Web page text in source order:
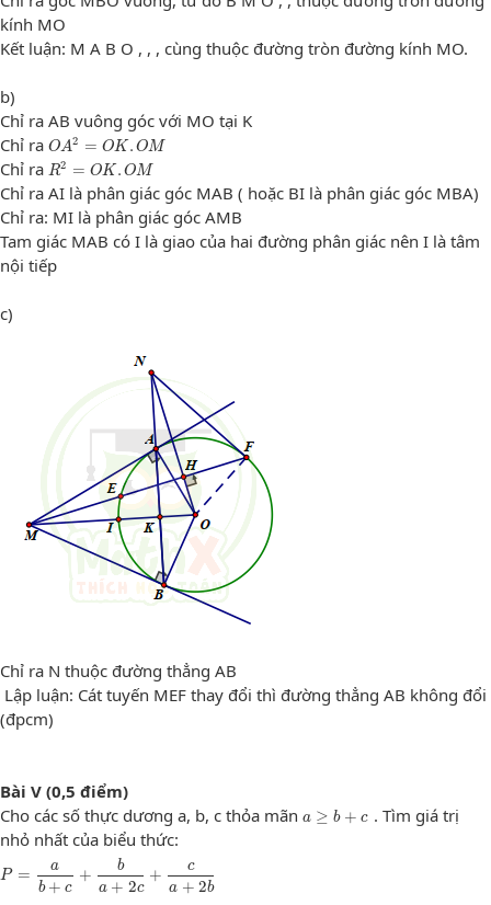
kính MO
Kết luận: M A B O , , , cùng thuộc đường tròn đường kính MO.
b)
Chỉ ra AB vuông góc với MO tại K
Chỉ ra OA2 = OK. OM
OA2 =OK.OM
Chỉ ra R2 = OK. OM
R2= KOM
Chỉ ra AI là phân giác góc MAB ( hoặc BI là phân giác góc MBA)
Chỉ ra: MI là phân giác góc AMB
Tam giác MAB có I là giao của hai đường phân giác nên I là tâm
nội tiếp
c)
Chỉ ra N thuộc đường thẳng AB
Lập luận: Cát tuyến MEF thay đổi thì đường thẳng AB không đổi
(đpcm)
Bài V (0,5 điểm)
Cho các số thực dương a, b, c thỏa mãn a ≥ b + c
b+
. Tìm giá trị
nhỏ nhất của biểu thức:
P =
a
b + c
+
b
a + 2c
+
c
a + 2b
P= c+ +c